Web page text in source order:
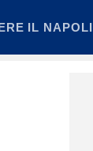
IL NAPOLI